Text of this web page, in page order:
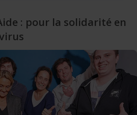
: pour la solidarité en